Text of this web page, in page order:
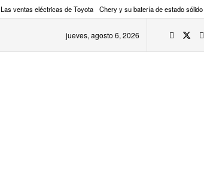
Las ventas eléctricas de Toyota Chery y su batería de estado sólido
jueves, agosto 6, 2026